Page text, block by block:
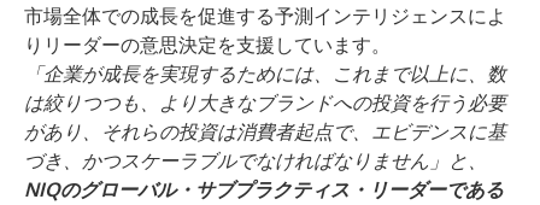
市場全体での成長を促進する予測インテリジェンスによ
りリーダーの意思決定を支援しています。
「企業が成長を実現するためには、これまで以上に、数
は絞りつつも、より大きなブランドへの投資を行う必要
があり、それらの投資は消費者起点で、エビデンスに基
づき、かつスケーラブルでなければなりません」と、
NIQのグローバル・サブプラクティス・リーダーである